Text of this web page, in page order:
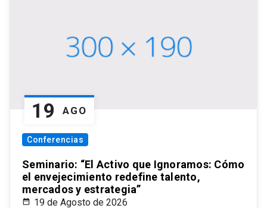
19 AGO
Conferencias
Seminario: “El Activo que Ignoramos: Cómo
el envejecimiento redefine talento,
mercados y estrategia”
19 de Agosto de 2026